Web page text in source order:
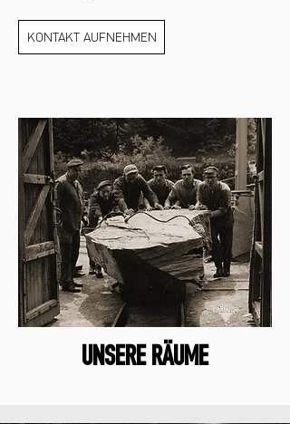
KONTAKT AUFNEHMEN
UNSERE RÄUME